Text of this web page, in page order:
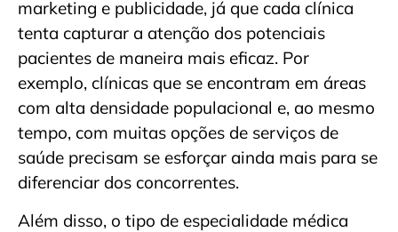
marketing e publicidade, já que cada clínica
tenta capturar a atenção dos potenciais
pacientes de maneira mais eficaz. Por
exemplo, clínicas que se encontram em áreas
com alta densidade populacional e, ao mesmo
tempo, com muitas opções de serviços de
saúde precisam se esforçar ainda mais para se
diferenciar dos concorrentes.
Além disso, o tipo de especialidade médica